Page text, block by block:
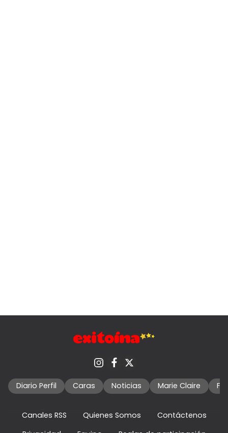
Diario Perfil Caras Noticias Marie Claire
Canales RSS Quienes Somos
Contáctenos